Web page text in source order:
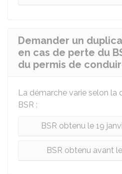
Demander un
en cas de perte du
du permis de
La démarche varie selon la
BSR :
BSR obtenu le 19
BSR obtenu avant